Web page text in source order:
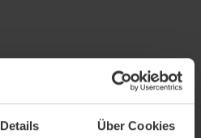
Details Über Cookies